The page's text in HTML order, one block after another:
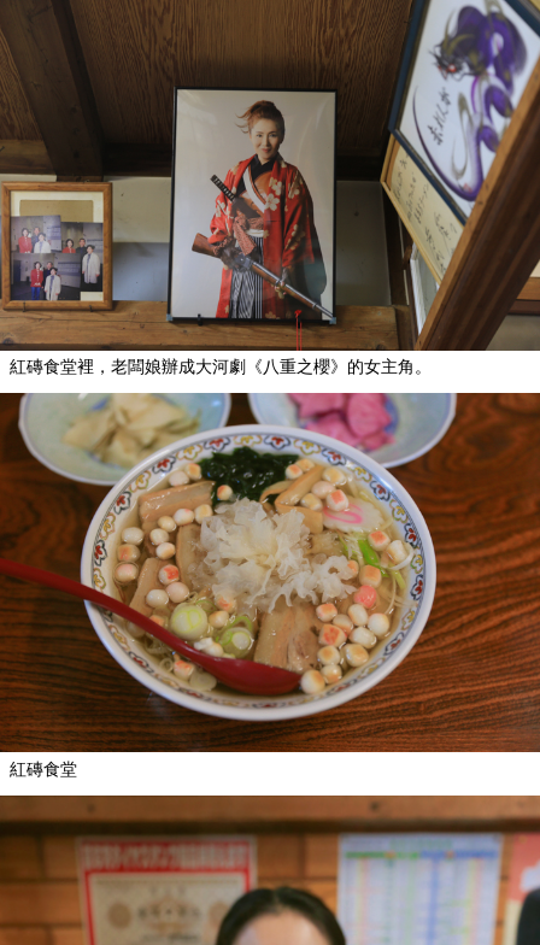
紅磚食堂裡，老闆娘辦成大河劇《八重之櫻》的女主角。
紅磚食堂